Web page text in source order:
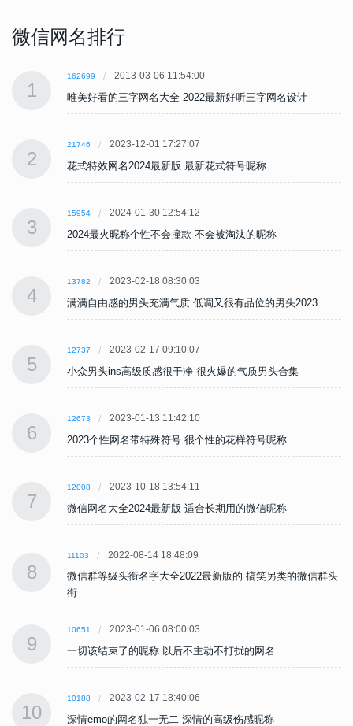
微信网名排行
1
162699 2013-03-06 11:54:00
唯美好看的三字网名大全 2022最新好听三字网名设计
2
21746 2023-12-01 17:27:07
花式特效网名2024最新版 最新花式符号昵称
3
15954 2024-01-30 12:54:12
2024最火昵称个性不会撞款 不会被淘汰的昵称
4
13782 2023-02-18 08:30:03
满满自由感的男头充满气质 低调又很有品位的男头2023
5
12737 2023-02-17 09:10:07
小众男头ins高级质感很干净 很火爆的气质男头合集
6
12673 2023-01-13 11:42:10
2023个性网名带特殊符号 很个性的花样符号昵称
7
12008 2023-10-18 13:54:11
微信网名大全2024最新版 适合长期用的微信昵称
8
11103 2022-08-14 18:48:09
微信群等级头衔名字大全2022最新版的 搞笑另类的微信群头
衔
9
10651 2023-01-06 08:00:03
一切该结束了的昵称 以后不主动不打扰的网名
10
10188 2023-02-17 18:40:06
深情emo的网名独一无二 深情的高级伤感昵称